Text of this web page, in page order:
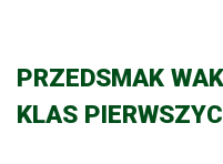
PRZEDSMAK
KLAS